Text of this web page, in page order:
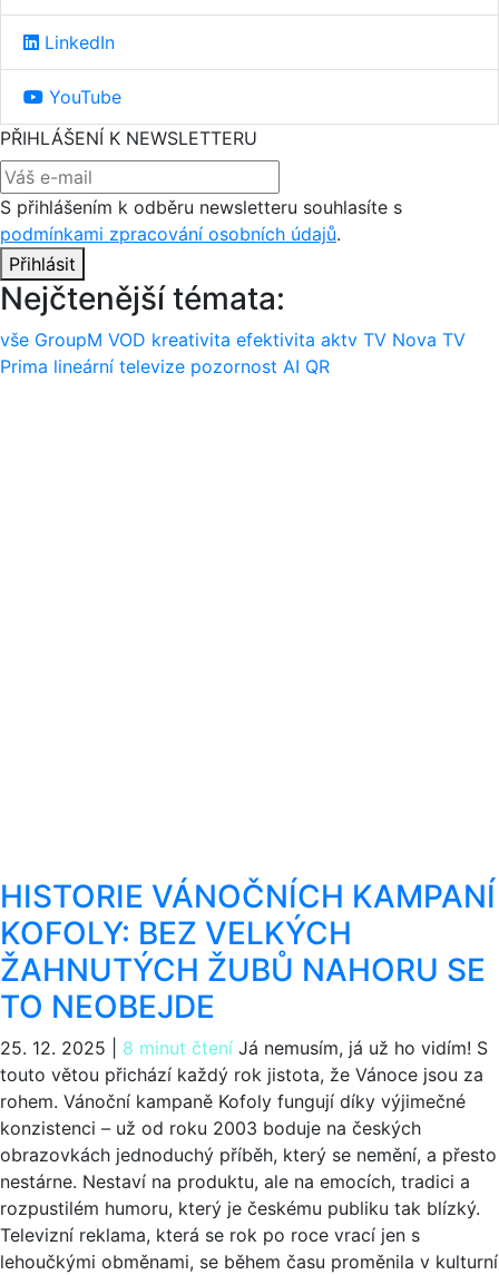
LinkedIn
YouTube
PŘIHLÁŠENÍ K NEWSLETTERU
S přihlášením k odběru newsletteru souhlasíte s
podmínkami zpracování osobních údajů.
Přihlásit
Nejčtenější témata:
vše GroupM VOD kreativita efektivita aktv TV Nova TV
Prima lineární televize pozornost AI QR
HISTORIE VÁNOČNÍCH KAMPANÍ
KOFOLY: BEZ VELKÝCH
ŽAHNUTÝCH ŽUBŮ NAHORU SE
TO NEOBEJDE
25. 12. 2025 8 minut čtení Já nemusím, já už ho vidím! S
touto větou přichází každý rok jistota, že Vánoce jsou za
rohem. Vánoční kampaně Kofoly fungují díky výjimečné
konzistenci – už od roku 2003 boduje na českých
obrazovkách jednoduchý příběh, který se nemění, a přesto
nestárne. Nestaví na produktu, ale na emocích, tradici a
rozpustilém humoru, který je českému publiku tak blízký.
Televizní reklama, která se rok po roce vrací jen s
lehoučkými obměnami, se během času proměnila v kulturní